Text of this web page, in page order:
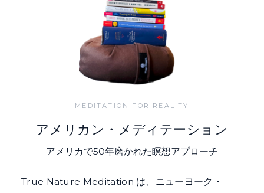
MEDITATION FOR REALITY
アメリカン・メディテーション
アメリカで50年磨かれた瞑想アプローチ
True Nature Meditation は、ニューヨーク・